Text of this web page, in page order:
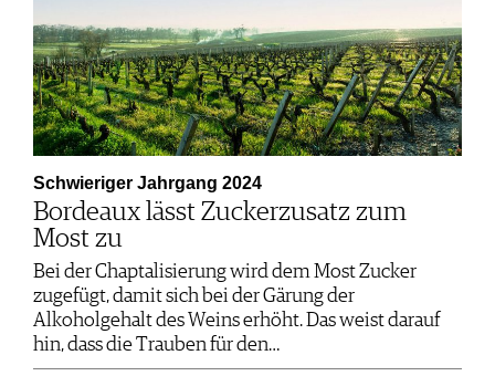
Schwieriger Jahrgang 2024
Bordeaux lässt Zuckerzusatz zum
Most zu
Bei der Chaptalisierung wird dem Most Zucker
zugefügt, damit sich bei der Gärung der
Alkoholgehalt des Weins erhöht. Das weist darauf
hin, dass die Trauben für den…